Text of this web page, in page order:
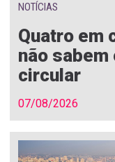
NOTÍCIAS
Quatro em
não sabem
circular
07/08/2026